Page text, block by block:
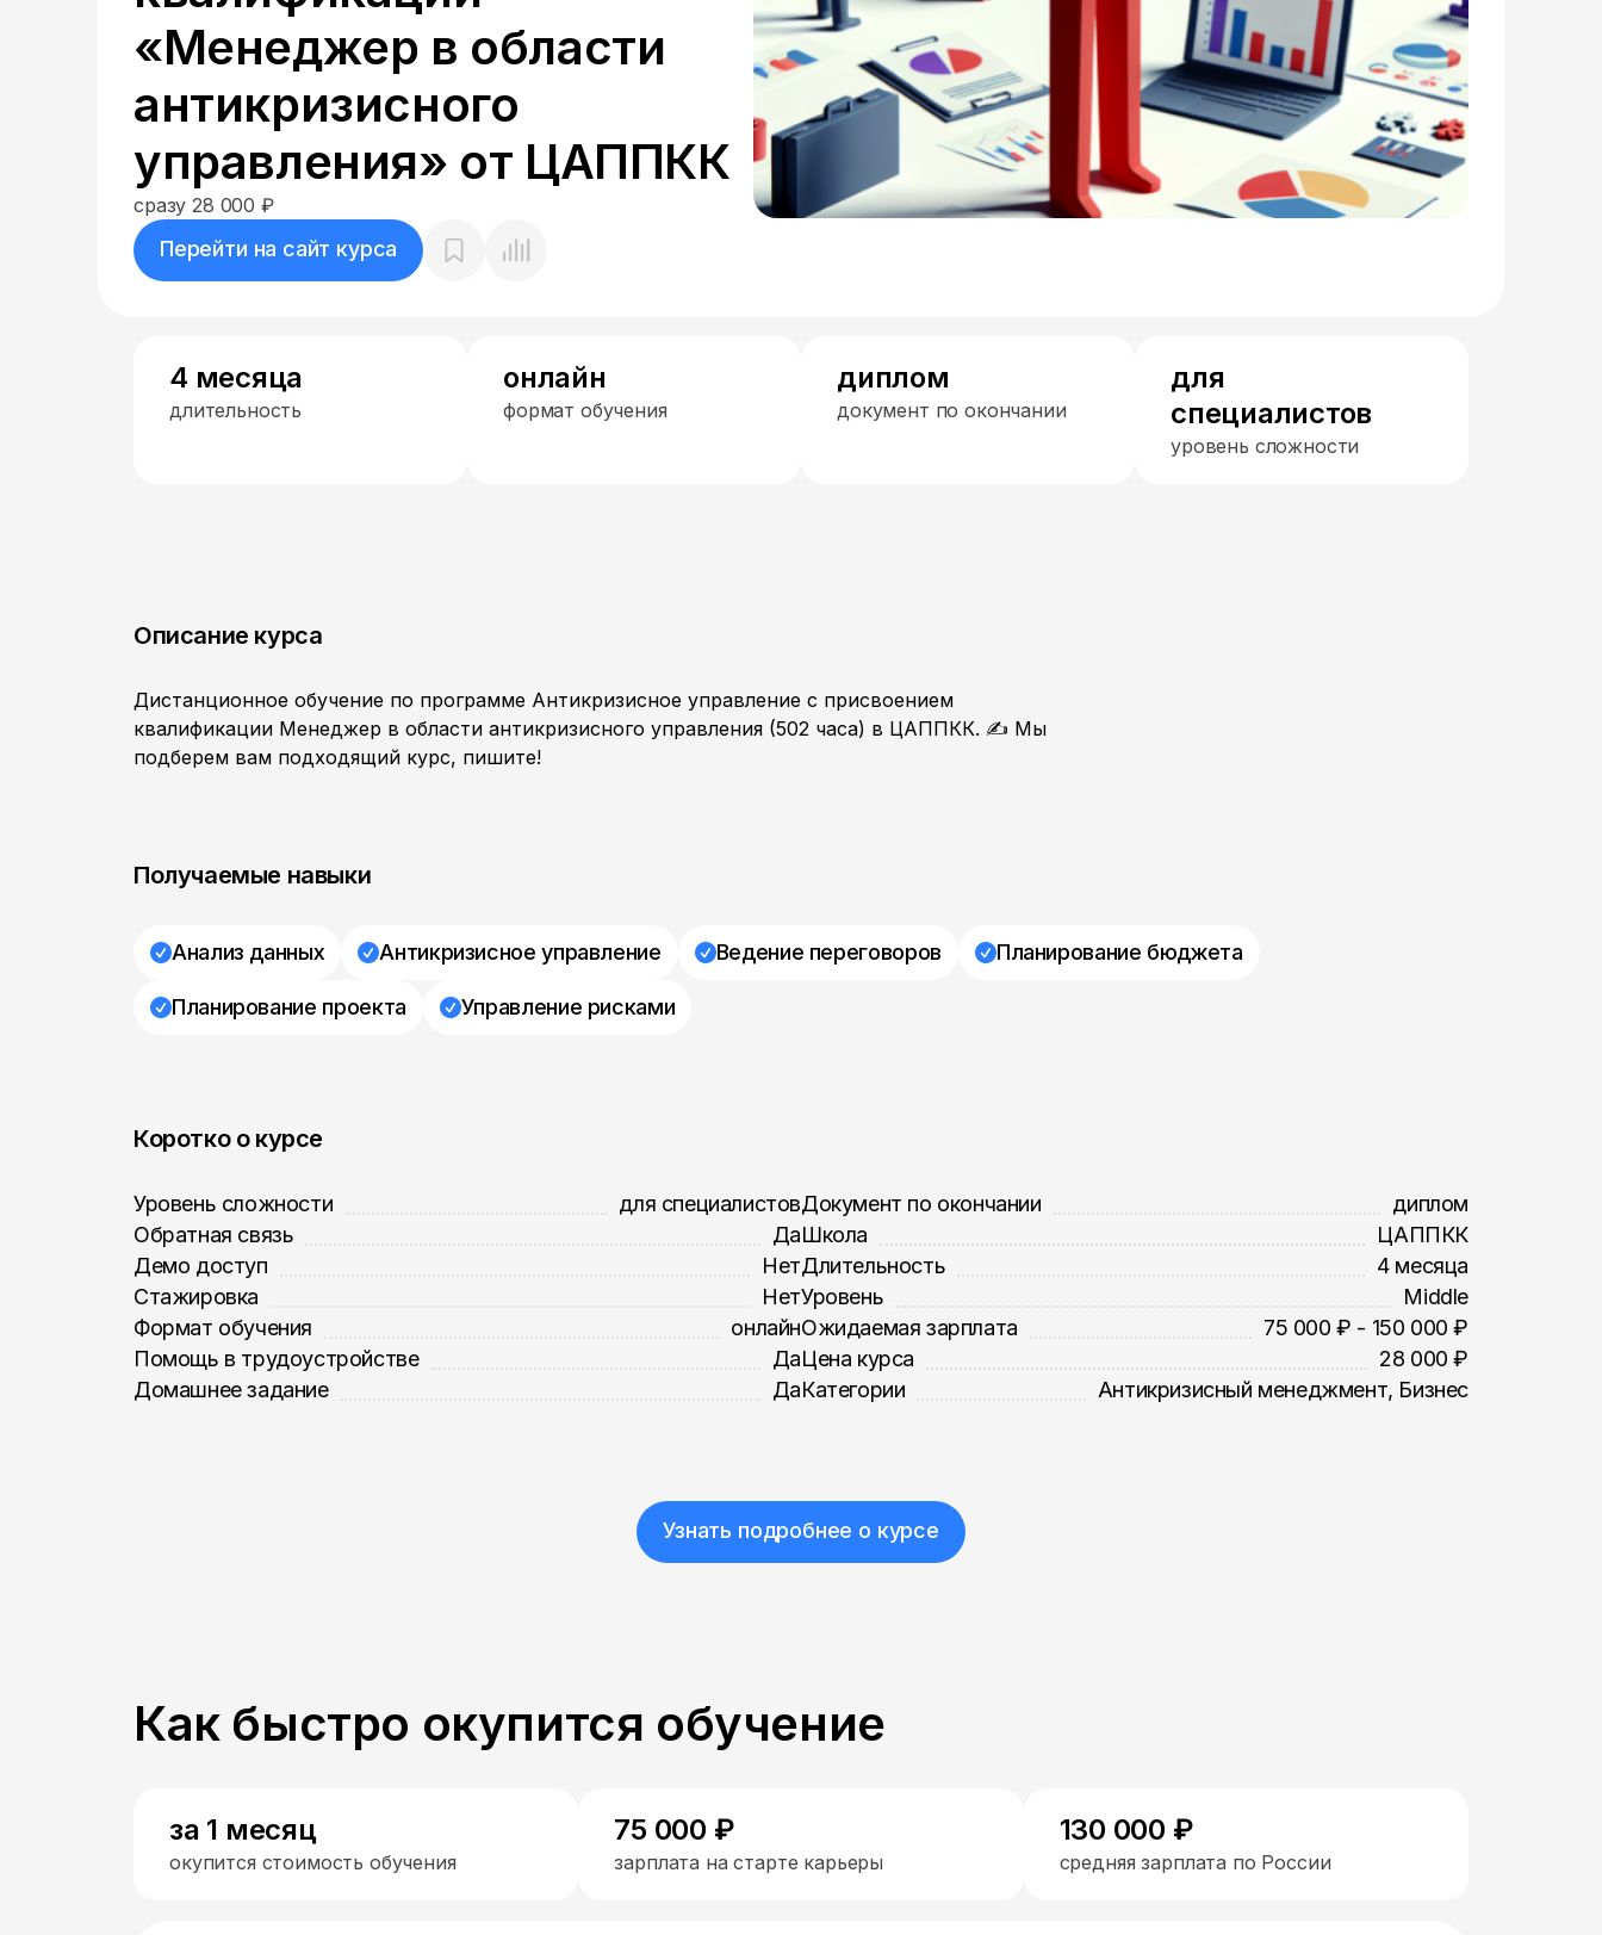
«Менеджер в области
антикризисного
управления» от ЦАППКК
сразу 28 000 ₽
Перейти на сайт курса
4 месяца
длительность
онлайн
формат обучения
диплом
документ по окончании
для
специалистов
уровень сложности
Описание курса
Дистанционное обучение по программе Антикризисное управление с присвоением
квалификации Менеджер в области антикризисного управления (502 часа) в ЦАППКК. ✍ Мы
подберем вам подходящий курс, пишите!
Получаемые навыки
Анализ данных Антикризисное управление Ведение переговоров Планирование бюджета
Планирование проекта Управление рисками
Коротко о курсе
Уровень сложности
для специалистов
Обратная связь
Да
Демо доступ
Нет
Стажировка
Нет
Формат обучения
онлайн
Помощь в трудоустройстве
Да
Домашнее задание
Да
Документ по окончании
диплом
Школа
ЦАППКК
Длительность
4 месяца
Уровень
Middle
Ожидаемая зарплата
75 000 ₽ - 150 000 ₽
Цена курса
28 000 ₽
Категории
Антикризисный менеджмент, Бизнес
Узнать подробнее о курсе
Как быстро окупится обучение
за 1 месяц
окупится стоимость обучения
75 000 ₽
зарплата на старте карьеры
130 000 ₽
средняя зарплата по России